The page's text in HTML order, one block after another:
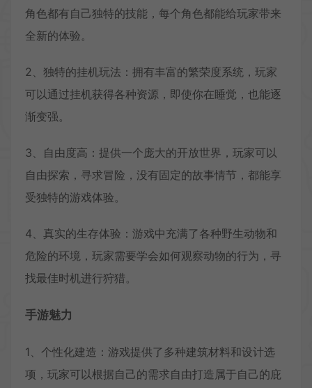
角色都有自己独特的技能，每个角色都能给玩家带来
全新的体验。
2、独特的挂机玩法：拥有丰富的繁荣度系统，玩家
可以通过挂机获得各种资源，即使你在睡觉，也能逐
渐变强。
3、自由度高：提供一个庞大的开放世界，玩家可以
自由探索，寻求冒险，没有固定的故事情节，都能享
受独特的游戏体验。
4、真实的生存体验：游戏中充满了各种野生动物和
危险的环境，玩家需要学会如何观察动物的行为，寻
找最佳时机进行狩猎。
手游魅力
1、个性化建造：游戏提供了多种建筑材料和设计选
项，玩家可以根据自己的需求自由打造属于自己的庇